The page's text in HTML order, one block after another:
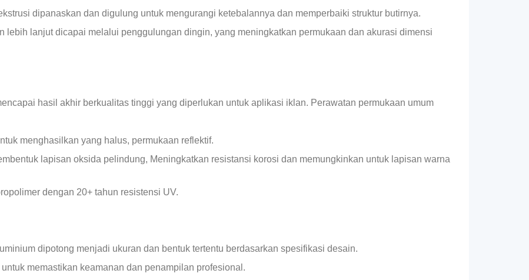
dipanaskan dan digulung untuk mengurangi ketebalannya dan memperbaiki struktur butirnya.
lebih lanjut dicapai melalui penggulungan dingin, yang meningkatkan permukaan dan akurasi dimensi
hasil akhir berkualitas tinggi yang diperlukan untuk aplikasi iklan. Perawatan permukaan umum
menghasilkan yang halus, permukaan reflektif.
lapisan oksida pelindung, Meningkatkan resistansi korosi dan memungkinkan untuk lapisan warna
dengan 20+ tahun resistensi UV‌.
dipotong menjadi ukuran dan bentuk tertentu berdasarkan spesifikasi desain.
memastikan keamanan dan penampilan profesional.